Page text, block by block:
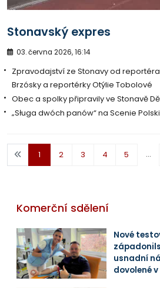
Stonavský expres
03. června 2026, 16:14
Zpravodajství ze Stonavy od
Brzósky a reportérky Otýlie Tobolové
Obec a spolky připravily ve Stonavě
„Sługa dwóch panów“ na Scenie
1 2 3 4 5 ...
Komerční sdělení
Nové
usnadní
dovolené